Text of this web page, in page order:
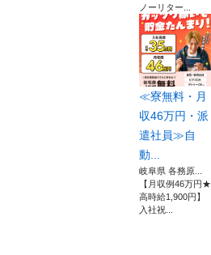
ノーリター...
≪寮無料・月
収46万円・派
遣社員≫自
動...
岐阜県 各務原...
【月収例46万円★
高時給1,900円】
入社祝...